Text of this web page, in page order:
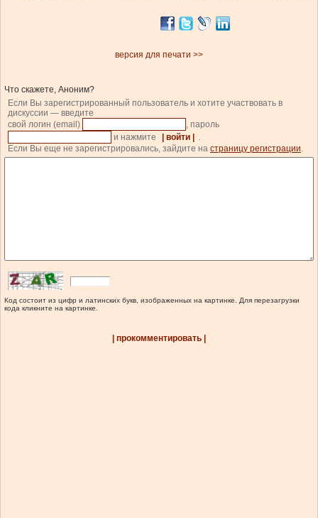
версия для печати >>
Что скажете, Аноним?
Если Вы зарегистрированный пользователь и хотите участвовать в
дискуссии — введите
свой логин (email)
, пароль
и нажмите
| войти |
.
Если Вы еще не зарегистрировались, зайдите на страницу регистрации.
Код состоит из цифр и латинских букв, изображенных на картинке. Для перезагрузки
кода кликните на картинке.
| прокомментировать |